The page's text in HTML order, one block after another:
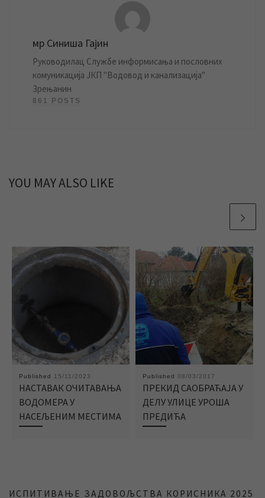
мр Синиша Гајин
Руководилац Службе информисања и пословних
комуникација ЈКП "Водовод и канализација"
Зрењанин
861 POSTS
YOU MAY ALSO LIKE
Published 15/11/2023
НАСТАВАК ОЧИТАВАЊА
ВОДОМЕРА У
НАСЕЉЕНИМ МЕСТИМА
Published 08/03/2017
ПРЕКИД САОБРАЋАЈА У
ДЕЛУ УЛИЦЕ УРОША
ПРЕДИЋА
ИСПИТИВАЊЕ ЗАДОВОЉСТВА КОРИСНИКА 2025